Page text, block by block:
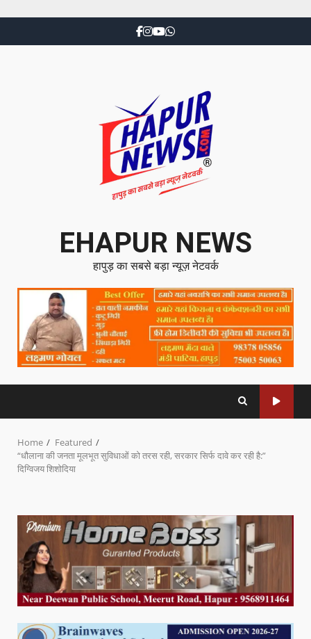
EHAPUR NEWS
हापुड़ का सबसे बड़ा न्यूज़ नेटवर्क
Home
Featured
“धौलाना की जनता मूलभूत सुविधाओं को तरस रही, सरकार सिर्फ दावे कर रही है:”
दिग्विजय शिशोदिया